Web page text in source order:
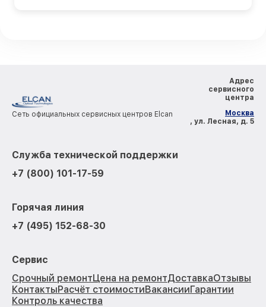
Сеть официальных сервисных центров Elcan
Адрес
сервисного
центра
Москва
, ул. Лесная, д. 5
Служба технической поддержки
+7 (800) 101-17-59
Горячая линия
+7 (495) 152-68-30
Сервис
Срочный ремонтЦена на ремонтДоставкаОтзывы
КонтактыРасчёт стоимостиВакансииГарантии
Контроль качества